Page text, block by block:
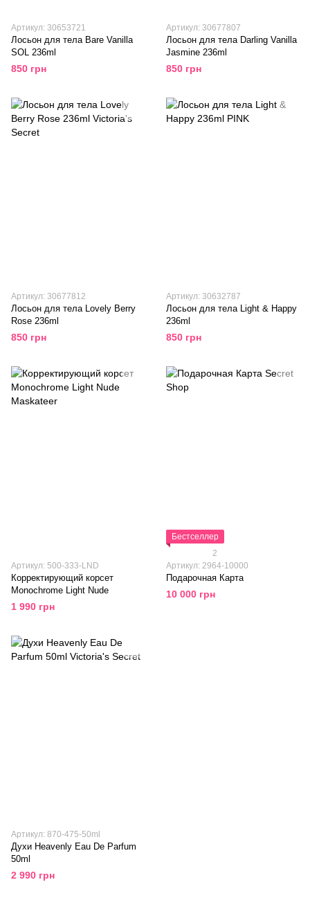
Артикул: 30653721
Лосьон для тела Bare Vanilla
SOL 236ml
850 грн
Артикул: 30677807
Лосьон для тела Darling Vanilla
Jasmine 236ml
850 грн
Артикул: 30677812
Лосьон для тела Lovely Berry
Rose 236ml
850 грн
Артикул: 30632787
Лосьон для тела Light & Happy
236ml
850 грн
Артикул: 500-333-LND
Корректирующий корсет
Monochrome Light Nude
1 990 грн
Бестселлер
2
Артикул: 2964-10000
Подарочная Карта
10 000 грн
Артикул: 870-475-50ml
Духи Heavenly Eau De Parfum
50ml
2 990 грн